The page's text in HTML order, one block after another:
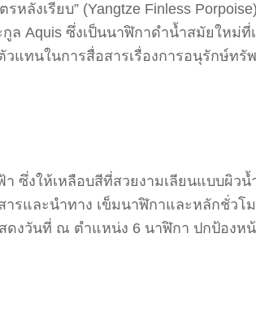
หลังเรียบ” (Yangtze Finless
Aquis ซึ่งเป็นนาฬิกาดำน้ำสมัยใหม่ที่
แทนในการสื่อสารเรื่องการอนุรักษ์ทรั
ซึ่งให้เหลือบสีที่สวยงามเลียนแบบผิว
ละนำทาง เข็มนาฬิกาและหลักชั่วโม
งวันที่ ณ ตำแหน่ง 6 นาฬิกา ปกป้องห